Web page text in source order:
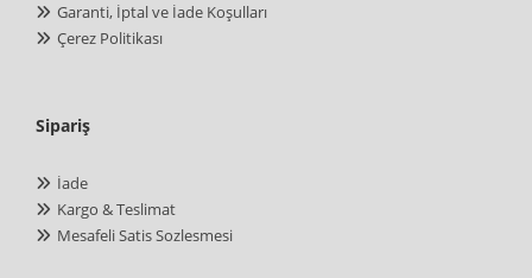
Garanti, İptal ve İade Koşulları
Çerez Politikası
Sipariş
İade
Kargo & Teslimat
Mesafeli Satis Sozlesmesi